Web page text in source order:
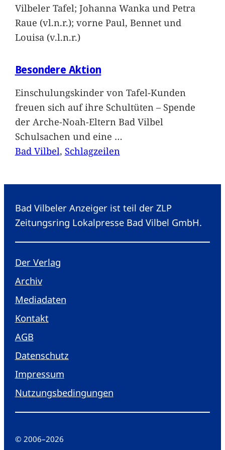
Vilbeler Tafel; Johanna Wanka und Petra
Raue (vl.n.r.); vorne Paul, Bennet und
Louisa (v.l.n.r.)
Besondere Aktion
Einschulungskinder von Tafel-Kunden
freuen sich auf ihre Schultüten – Spende
der Arche-Noah-Eltern Bad Vilbel
Schulsachen und eine …
Bad Vilbel, Schlagzeilen
Bad Vilbeler Anzeiger ist teil der ZLP
Zeitungsring Lokalpresse Bad Vilbel GmbH.
Der Verlag
Archiv
Mediadaten
Kontakt
AGB
Datenschutz
Impressum
Nutzungsbedingungen
© 2006–2026